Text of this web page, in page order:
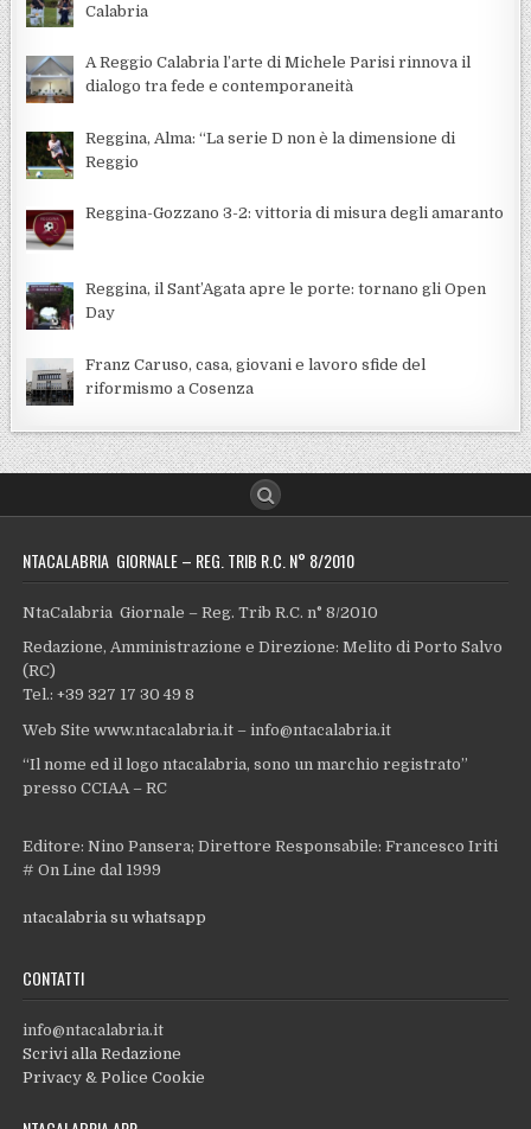
Calabria
A Reggio Calabria l’arte di Michele Parisi rinnova il
dialogo tra fede e contemporaneità
Reggina, Alma: “La serie D non è la dimensione di
Reggio
Reggina-Gozzano 3-2: vittoria di misura degli amaranto
Reggina, il Sant’Agata apre le porte: tornano gli Open
Day
Franz Caruso, casa, giovani e lavoro sfide del
riformismo a Cosenza
NTACALABRIA GIORNALE – REG. TRIB R.C. N° 8/2010
NtaCalabria Giornale – Reg. Trib R.C. n° 8/2010
Redazione, Amministrazione e Direzione: Melito di Porto Salvo
(RC)
Tel.: +39 327 17 30 49 8
Web Site www.ntacalabria.it – info@ntacalabria.it
“Il nome ed il logo ntacalabria, sono un marchio registrato”
presso CCIAA – RC
Editore: Nino Pansera; Direttore Responsabile: Francesco Iriti
# On Line dal 1999
ntacalabria su whatsapp
CONTATTI
info@ntacalabria.it
Scrivi alla Redazione
Privacy & Police Cookie